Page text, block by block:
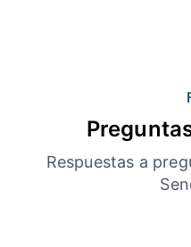
Respuestas a